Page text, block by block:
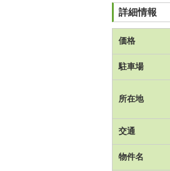
詳細情報
価格
駐車場
所在地
交通
物件名